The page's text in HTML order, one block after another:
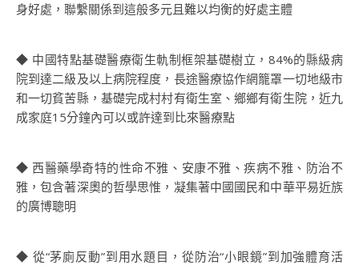
身好處，聯繫關係到這般多元且難以均衡的好處主體
◆ 中國特點基礎醫療衛生軌制框架基礎樹立，84%的縣級病
院到達二級及以上病院程度，長途醫療協作網籠罩一切地級市
和一切貧苦縣，基礎完成村村有衛生室、鄉鄉有衛生院，近九
成家庭15分鐘內可以或許達到比來醫療點
◆ 西醫藥學奇特的性命不雅、安康不雅、疾病不雅、防治不
雅，包含著深奧的哲學思惟，凝集著中國國民和中華平易近族
的廣博聰明
◆ 從“茅廁反動”到用水題目，從防治“小眼鏡”到加強體育活